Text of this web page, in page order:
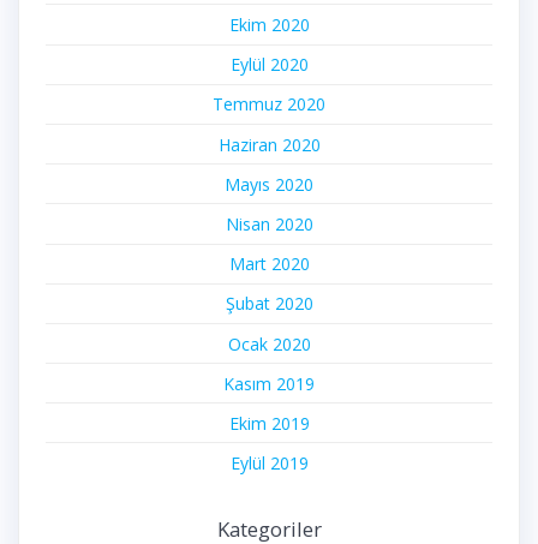
Ekim 2020
Eylül 2020
Temmuz 2020
Haziran 2020
Mayıs 2020
Nisan 2020
Mart 2020
Şubat 2020
Ocak 2020
Kasım 2019
Ekim 2019
Eylül 2019
Kategoriler